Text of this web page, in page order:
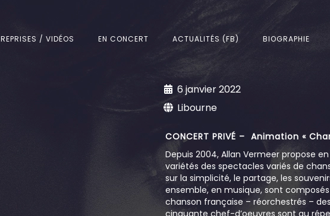
REPRISES / VIDÉOS EN CONCERT ACTUALITÉS (FB) BIOGRAPHIE
6 janvier 2022
Libourne
CONCERT PRIVÉ – Animation «
Depuis 2004, Allan Vermeer propose
variétés des spectacles variés de
sur la simplicité, le partage, les
ensemble, en musique, sont
chanson française – réorchestrés –
cinquante chef-d’oeuvres sont au